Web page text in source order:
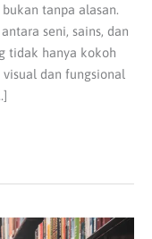
tanpa alasan.
seni, sains, dan
tidak hanya kokoh
dan fungsional